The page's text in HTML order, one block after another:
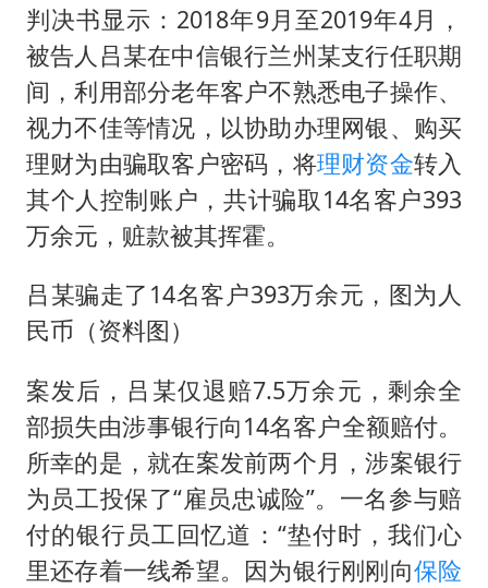
判决书显示：2018年9月至2019年4月，
被告人吕某在中信银行兰州某支行任职期
间，利用部分老年客户不熟悉电子操作、
视力不佳等情况，以协助办理网银、购买
理财为由骗取客户密码，将理财资金转入
其个人控制账户，共计骗取14名客户393
万余元，赃款被其挥霍。
吕某骗走了14名客户393万余元，图为人
民币（资料图）
案发后，吕某仅退赔7.5万余元，剩余全
部损失由涉事银行向14名客户全额赔付。
所幸的是，就在案发前两个月，涉案银行
为员工投保了“雇员忠诚险”。一名参与赔
付的银行员工回忆道：“垫付时，我们心
里还存着一线希望。因为银行刚刚向保险